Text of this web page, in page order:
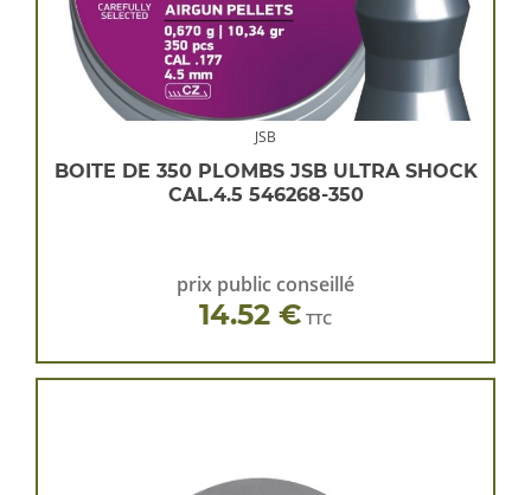
JSB
BOITE DE 350 PLOMBS JSB ULTRA SHOCK
CAL.4.5 546268-350
prix public conseillé
14.52 € TTC